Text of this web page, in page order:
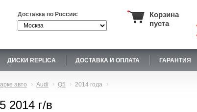
Доставка по России:
Корзина
пуста
ДИСКИ REPLICA ДОСТАВКА И ОПЛАТА ГАРАНТИЯ
авто Audi Q5 2014 года
2014 г/в